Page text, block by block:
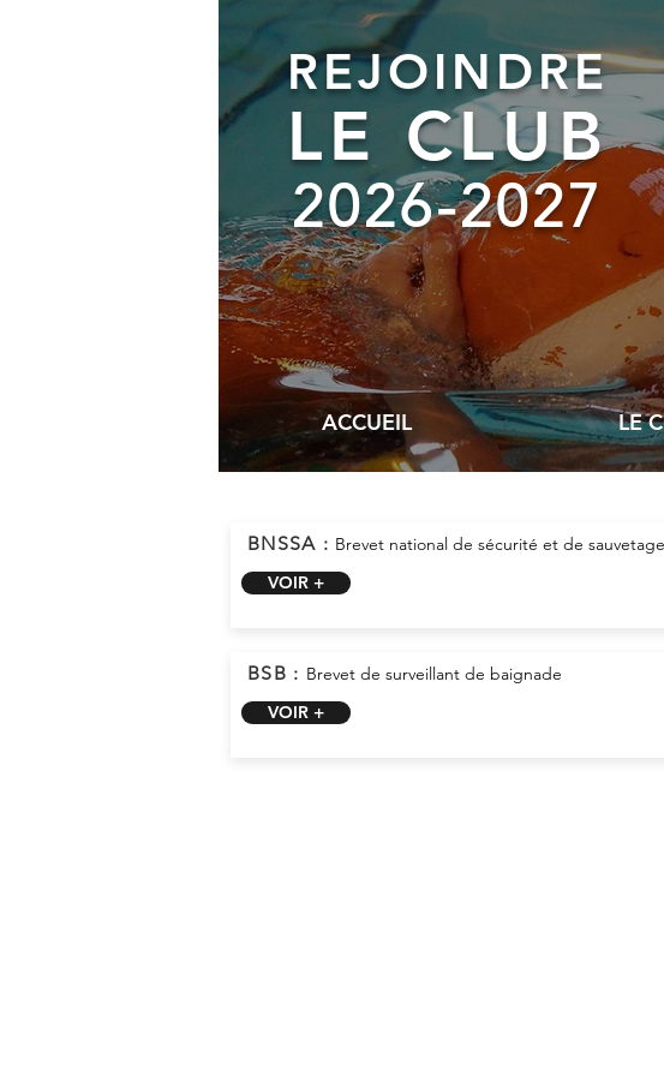
REJOINDRE
LE CLUB
2026-2027
ACCUEIL LE
BNSSA : Brevet national de sécurité et de
VOIR +
BSB : Brevet de surveillant de baignade
VOIR +